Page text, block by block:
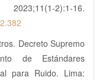
2):1-16.
Decreto Supremo
de Estándares
para Ruido. Lima: